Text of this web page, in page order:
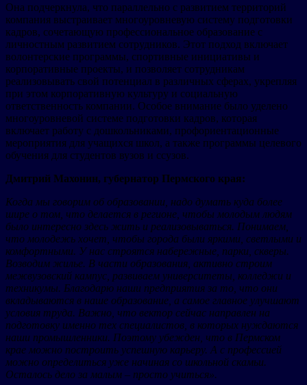
Она подчеркнула, что параллельно с развитием территорий
компания выстраивает многоуровневую систему подготовки
кадров, сочетающую профессиональное образование с
личностным развитием сотрудников. Этот подход включает
волонтерские программы, спортивные инициативы и
корпоративные проекты, и позволяет сотрудникам
реализовывать свой потенциал в различных сферах, укрепляя
при этом корпоративную культуру и социальную
ответственность компании. Особое внимание было уделено
многоуровневой системе подготовки кадров, которая
включает работу с дошкольниками, профориентационные
мероприятия для учащихся школ, а также программы целевого
обучения для студентов вузов и ссузов.
Дмитрий Махонин, губернатор Пермского края:
Когда мы говорим об образовании, надо думать куда более
шире о том, что делается в регионе, чтобы молодым людям
было интересно здесь жить и реализовываться. Понимаем,
что молодежь хочет, чтобы города были яркими, светлыми и
комфортными. У нас строятся набережные, парки, скверы.
Возводим жилье. В части образования, активно строим
межвузовский кампус, развиваем университеты, колледжи и
техникумы. Благодарю наши предприятия за то, что они
вкладываются в наше образование, а самое главное улучшают
условия труда. Важно, что вектор сейчас направлен на
подготовку именно тех специалистов, в которых нуждаются
наши промышленники. Поэтому убежден, что в Пермском
крае можно построить успешную карьеру. А с профессией
можно определиться уже начиная со школьной скамьи.
Осталось дело за малым – просто учиться».